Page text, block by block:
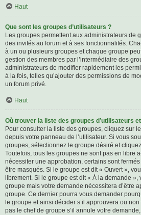
Haut
Que sont les groupes d’utilisateurs ?
Les groupes permettent aux administrateurs de
des invités au forum et à ses fonctionnalités.
à un ou plusieurs groupes et chaque groupe
gestion des membres par l’intermédiaire des
administrateurs de modifier rapidement les
à la fois, telles qu’ajouter des permissions de
un forum privé.
Haut
Où trouver la liste des groupes d’utilisateurs
Pour consulter la liste des groupes, cliquez sur
depuis votre panneau de l’utilisateur. Si vous
groupes, sélectionnez le groupe désiré et
Toutefois, tous les groupes ne sont pas en libre
nécessiter une approbation, certains sont fermés
être masqués. Si le groupe est dit « Ouvert »,
librement. Si le groupe est dit « À la demande
groupe mais votre demande nécessitera d’être
groupe. Ce dernier pourra vous demander
le groupe et ainsi décider s’il approuvera ou
pas le chef de groupe s’il annule votre